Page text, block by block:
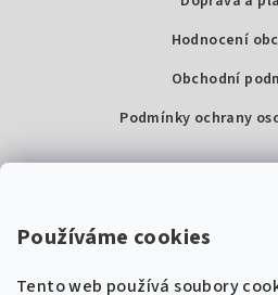
Používáme cookies
Tento web používá soubory
Hodnocení
Obchodní
Podmínky ochrany
Super Noty,